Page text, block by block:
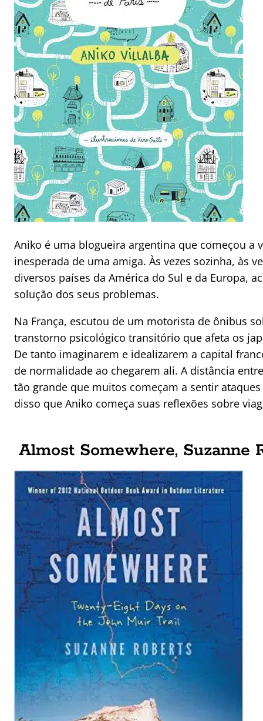
Aniko é uma blogueira argentina que começou a
inesperada de uma amiga. Às vezes sozinha, às
diversos países da América do Sul e da Europa,
solução dos seus problemas.
Na França, escutou de um motorista de ônibus
transtorno psicológico transitório que afeta os
De tanto imaginarem e idealizarem a capital
de normalidade ao chegarem ali. A distância
tão grande que muitos começam a sentir
disso que Aniko começa suas reflexões sobre
Almost Somewhere, Suzanne